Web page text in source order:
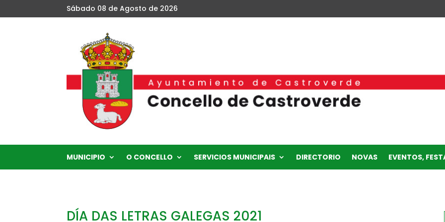
Sábado 08 de Agosto de 2026
MUNICIPIO O CONCELLO SERVICIOS MUNICIPAIS DIRECTORIO NOVAS EVENTOS,
DÍA DAS LETRAS GALEGAS 2021